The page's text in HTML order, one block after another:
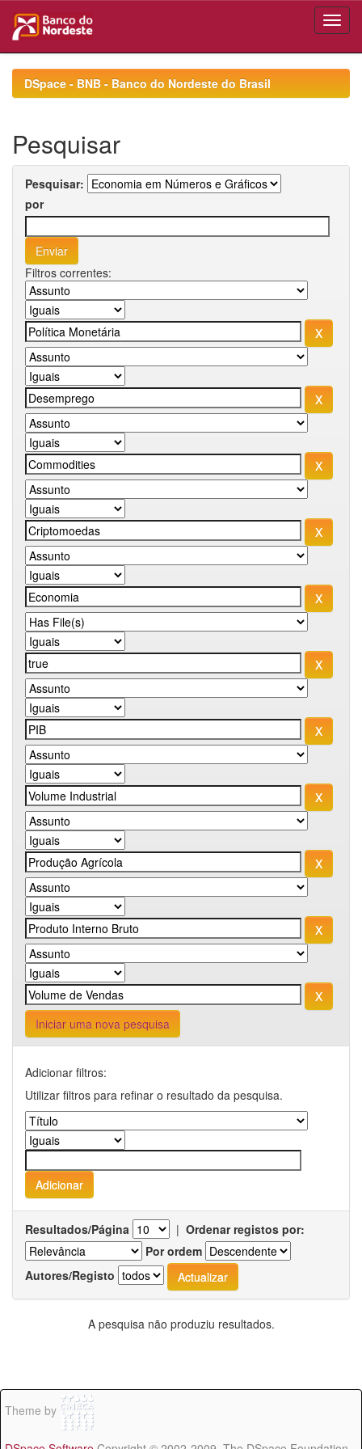
navigationDSpace - BNB - Banco do Nordeste do Brasil
Pesquisar
Pesquisar:
por
Filtros correntes:
Iniciar uma nova pesquisa
Adicionar filtros:
Utilizar filtros para refinar o resultado da pesquisa.
Resultados/Página | Ordenar registos por:
Por ordem
Autores/Registo
A pesquisa não produziu resultados.
Theme by